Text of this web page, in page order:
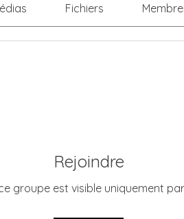
Fichiers
Rejoindre
groupe est visible uniquement